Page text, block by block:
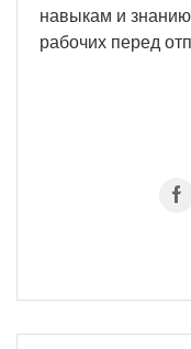
навыкам и
рабочих перед